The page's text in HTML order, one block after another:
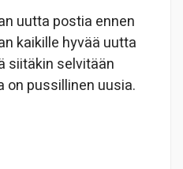
uutta postia ennen
kaikille hyvää uutta
siitäkin selvitään
on pussillinen uusia.